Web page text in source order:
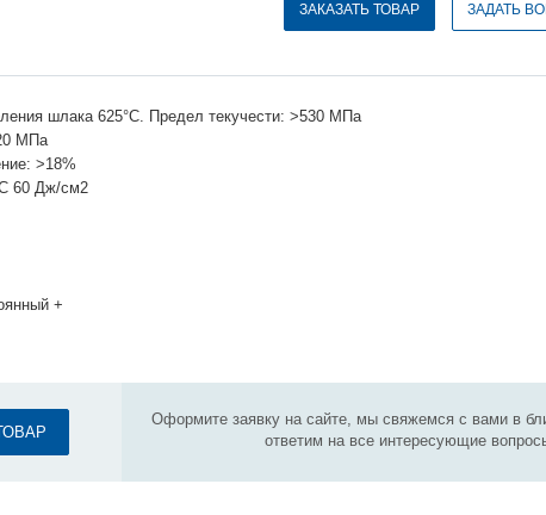
ЗАКАЗАТЬ ТОВАР ЗАДАТЬ
шлака 625°С. Предел текучести: >530 МПа
МПа
>18%
60 Дж/см2
+
Оформите заявку на сайте, мы свяжемся с вами в
ответим на все интересующие